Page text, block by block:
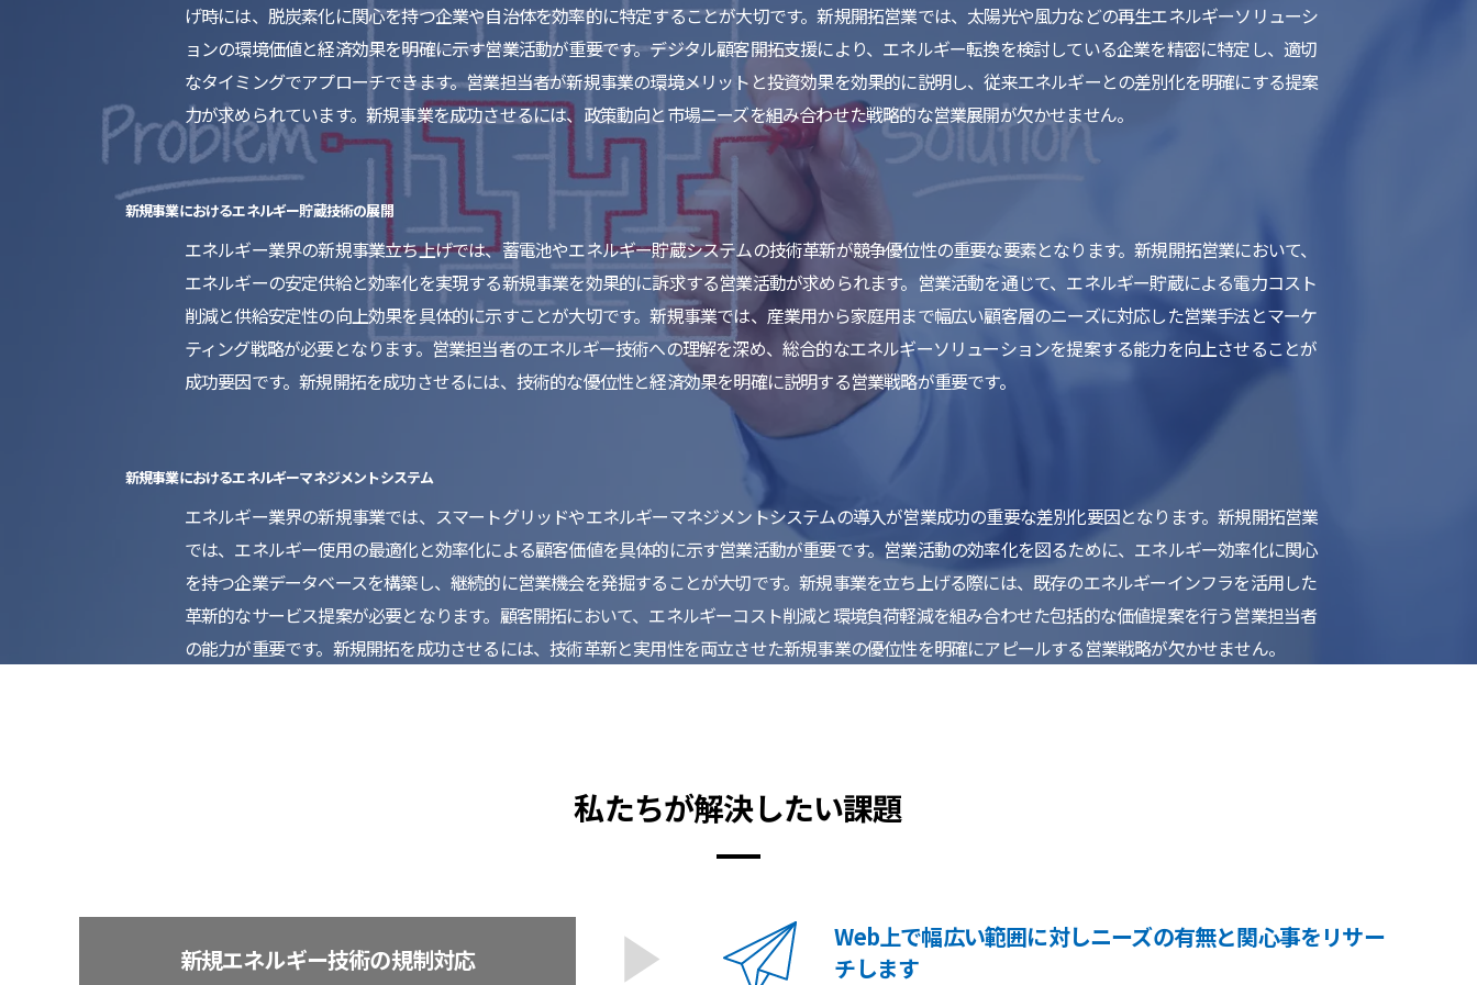
げ時には、脱炭素化に関心を持つ企業や自治体を効率的に特定することが大切です。新規開拓営業では、太陽光や風力などの再生エネルギーソリューシ
ョンの環境価値と経済効果を明確に示す営業活動が重要です。デジタル顧客開拓支援により、エネルギー転換を検討している企業を精密に特定し、適切
なタイミングでアプローチできます。営業担当者が新規事業の環境メリットと投資効果を効果的に説明し、従来エネルギーとの差別化を明確にする提案
力が求められています。新規事業を成功させるには、政策動向と市場ニーズを組み合わせた戦略的な営業展開が欠かせません。
新規事業におけるエネルギー貯蔵技術の展開
エネルギー業界の新規事業立ち上げでは、蓄電池やエネルギー貯蔵システムの技術革新が競争優位性の重要な要素となります。新規開拓営業において、
エネルギーの安定供給と効率化を実現する新規事業を効果的に訴求する営業活動が求められます。営業活動を通じて、エネルギー貯蔵による電力コスト
削減と供給安定性の向上効果を具体的に示すことが大切です。新規事業では、産業用から家庭用まで幅広い顧客層のニーズに対応した営業手法とマーケ
ティング戦略が必要となります。営業担当者のエネルギー技術への理解を深め、総合的なエネルギーソリューションを提案する能力を向上させることが
成功要因です。新規開拓を成功させるには、技術的な優位性と経済効果を明確に説明する営業戦略が重要です。
新規事業におけるエネルギーマネジメントシステム
エネルギー業界の新規事業では、スマートグリッドやエネルギーマネジメントシステムの導入が営業成功の重要な差別化要因となります。新規開拓営業
では、エネルギー使用の最適化と効率化による顧客価値を具体的に示す営業活動が重要です。営業活動の効率化を図るために、エネルギー効率化に関心
を持つ企業データベースを構築し、継続的に営業機会を発掘することが大切です。新規事業を立ち上げる際には、既存のエネルギーインフラを活用した
革新的なサービス提案が必要となります。顧客開拓において、エネルギーコスト削減と環境負荷軽減を組み合わせた包括的な価値提案を行う営業担当者
の能力が重要です。新規開拓を成功させるには、技術革新と実用性を両立させた新規事業の優位性を明確にアピールする営業戦略が欠かせません。
私たちが解決したい課題
新規エネルギー技術の規制対応
Web上で幅広い範囲に対しニーズの有無と関心事をリサー
チします